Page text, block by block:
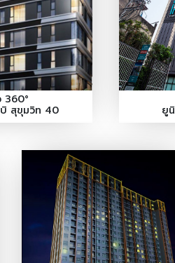
360°
บิ สุขุมวิท 40 ยู